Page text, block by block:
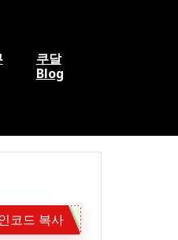
쿠달
Blog
코드 복사